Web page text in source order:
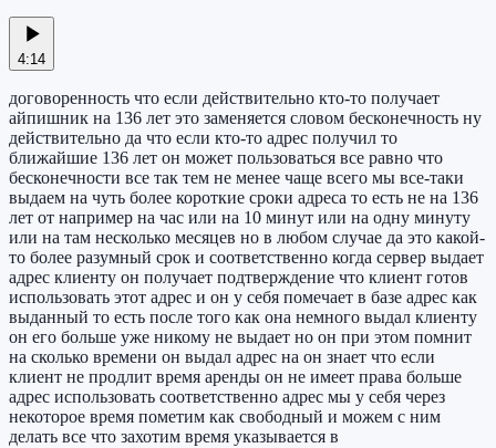
4:14
договоренность что если действительно кто-то получает
айпишник на 136 лет это заменяется словом бесконечность ну
действительно да что если кто-то адрес получил то
ближайшие 136 лет он может пользоваться все равно что
бесконечности все так тем не менее чаще всего мы все-таки
выдаем на чуть более короткие сроки адреса то есть не на 136
лет от например на час или на 10 минут или на одну минуту
или на там несколько месяцев но в любом случае да это какой-
то более разумный срок и соответственно когда сервер выдает
адрес клиенту он получает подтверждение что клиент готов
использовать этот адрес и он у себя помечает в базе адрес как
выданный то есть после того как она немного выдал клиенту
он его больше уже никому не выдает но он при этом помнит
на сколько времени он выдал адрес на он знает что если
клиент не продлит время аренды он не имеет права больше
адрес использовать соответственно адрес мы у себя через
некоторое время пометим как свободный и можем с ним
делать все что захотим время указывается в